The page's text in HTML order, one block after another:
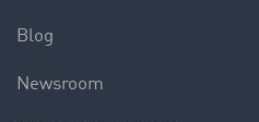
Blog
Newsroom